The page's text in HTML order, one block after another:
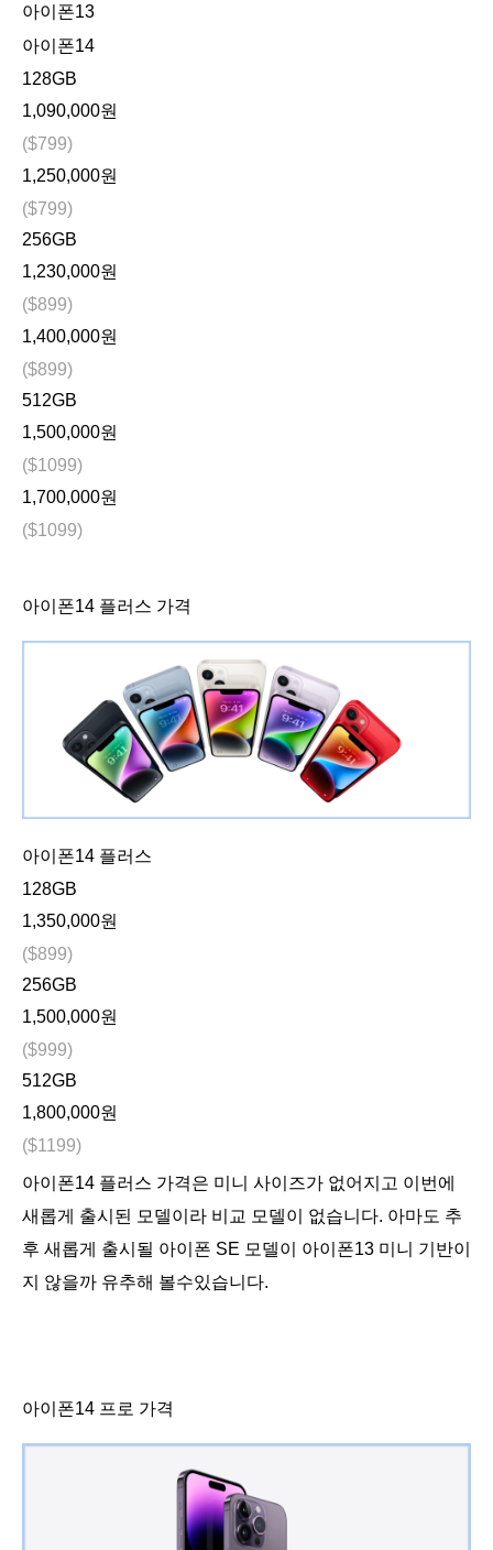
아이폰13
아이폰14
128GB
1,090,000원
($799)
1,250,000원
($799)
256GB
1,230,000원
($899)
1,400,000원
($899)
512GB
1,500,000원
($1099)
1,700,000원
($1099)
아이폰14 플러스 가격
아이폰14 플러스
128GB
1,350,000원
($899)
256GB
1,500,000원
($999)
512GB
1,800,000원
($1199)
아이폰14 플러스 가격은 미니 사이즈가 없어지고 이번에
새롭게 출시된 모델이라 비교 모델이 없습니다. 아마도 추
후 새롭게 출시될 아이폰 SE 모델이 아이폰13 미니 기반이
지 않을까 유추해 볼수있습니다.
아이폰14 프로 가격